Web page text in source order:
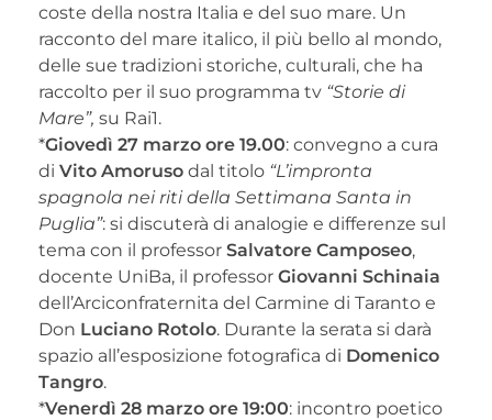
coste della nostra Italia e del suo mare. Un
racconto del mare italico, il più bello al mondo,
delle sue tradizioni storiche, culturali, che ha
raccolto per il suo programma tv “Storie di
Mare”, su Rai1.
*Giovedì 27 marzo ore 19.00: convegno a cura
di Vito Amoruso dal titolo “L’impronta
spagnola nei riti della Settimana Santa in
Puglia”: si discuterà di analogie e differenze sul
tema con il professor Salvatore Camposeo,
docente UniBa, il professor Giovanni Schinaia
dell’Arciconfraternita del Carmine di Taranto e
Don Luciano Rotolo. Durante la serata si darà
spazio all’esposizione fotografica di Domenico
Tangro.
*Venerdì 28 marzo ore 19:00: incontro poetico